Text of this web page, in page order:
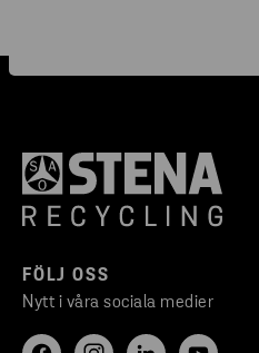
FÖLJ OSS
Nytt i våra sociala medier